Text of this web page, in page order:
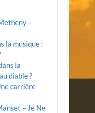
–
la musique :
la
diable ?
carrière
– Je Ne